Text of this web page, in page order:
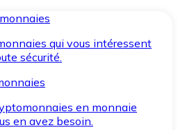
qui vous intéressent
sécurité.
en monnaie
en avez besoin.